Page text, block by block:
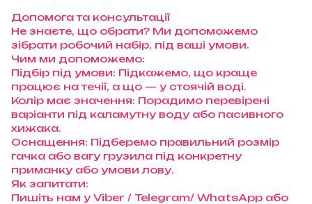
Допомога та консультації
Не знаєте, що обрати? Ми допоможемо
зібрати робочий набір, під ваші умови.
Чим ми допоможемо:
Підбір під умови: Підкажемо, що краще
працює на течії, а що — у стоячій воді.
Колір має значення: Порадимо перевірені
варіанти під каламутну воду або пасивного
хижака.
Оснащення: Підберемо правильний розмір
гачка або вагу грузила під конкретну
приманку або умови лову.
Як запитати:
Пишіть нам у Viber / Telegram/ WhatsApp або